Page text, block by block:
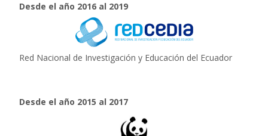
Desde el año 2016 al 2019
Red Nacional de Investigación y Educación del Ecuador
Desde el año 2015 al 2017